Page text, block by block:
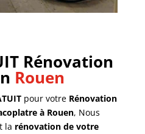
Rénovation
Rouen
pour votre Rénovation
à Rouen, Nous
la rénovation de votre